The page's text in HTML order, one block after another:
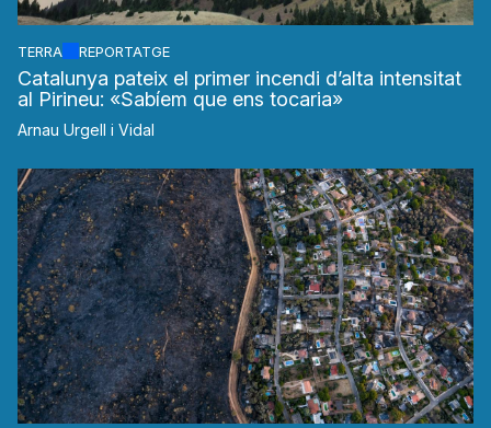
TERRA REPORTATGE
Catalunya pateix el primer incendi d’alta intensitat
al Pirineu: «Sabíem que ens tocaria»
Arnau Urgell i Vidal